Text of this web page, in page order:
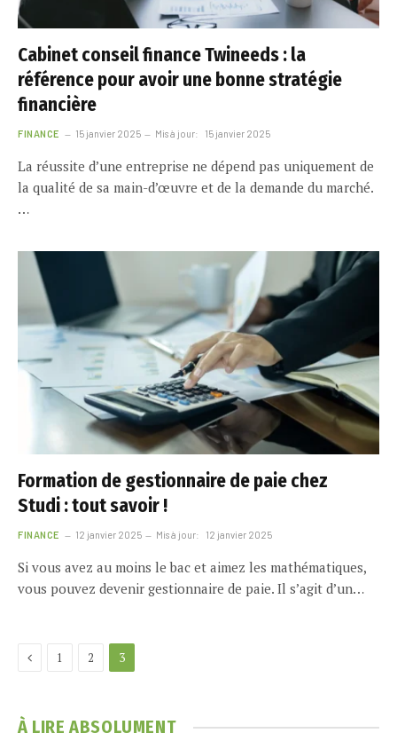
Cabinet conseil finance Twineeds : la
référence pour avoir une bonne stratégie
financière
FINANCE 15 janvier 2025 Mis à jour: 15 janvier 2025
La réussite d’une entreprise ne dépend pas uniquement de
la qualité de sa main-d’œuvre et de la demande du marché.
…
Formation de gestionnaire de paie chez
Studi : tout savoir !
FINANCE 12 janvier 2025 Mis à jour: 12 janvier 2025
Si vous avez au moins le bac et aimez les mathématiques,
vous pouvez devenir gestionnaire de paie. Il s’agit d’un…
Previous
1 2 3
À LIRE ABSOLUMENT